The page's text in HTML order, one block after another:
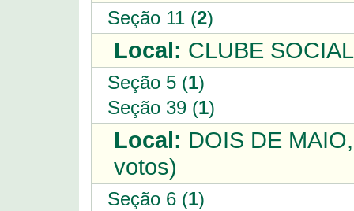
Seção 11 (2)
Local: CLUBE
Seção 5 (1)
Seção 39 (1)
Local: DOIS DE
votos)
Seção 6 (1)